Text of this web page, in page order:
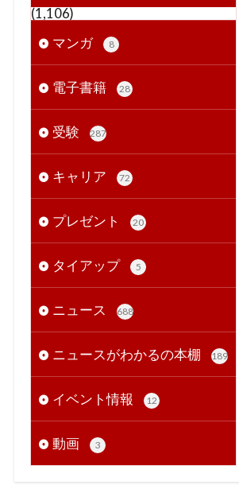
(1,106)
マンガ
8
電子書籍 28
受験 287
キャリア 72
プレゼント 20
タイアップ 5
ニュース 688
ニュースがわかるの本棚 189
イベント情報 12
動画 3